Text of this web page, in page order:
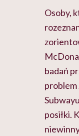
Osoby,
badań
problem
posiłki.